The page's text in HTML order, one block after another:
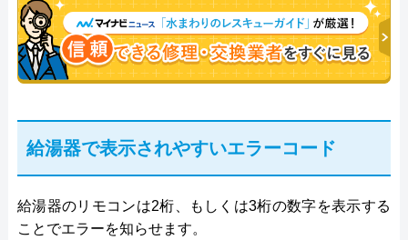
給湯器で表示されやすいエラーコード
給湯器のリモコンは2桁、もしくは3桁の数字を表示する
ことでエラーを知らせます。